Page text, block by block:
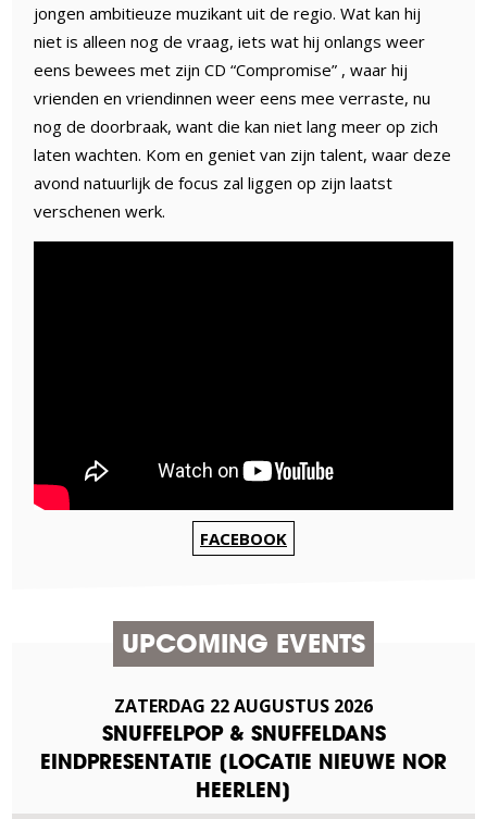
jongen ambitieuze muzikant uit de regio. Wat kan hij
niet is alleen nog de vraag, iets wat hij onlangs weer
eens bewees met zijn CD “Compromise” , waar hij
vrienden en vriendinnen weer eens mee verraste, nu
nog de doorbraak, want die kan niet lang meer op zich
laten wachten. Kom en geniet van zijn talent, waar deze
avond natuurlijk de focus zal liggen op zijn laatst
verschenen werk.
FACEBOOK
UPCOMING EVENTS
ZATERDAG 22AUGUSTUS 2026
SNUFFELPOP & SNUFFELDANS
EINDPRESENTATIE [LOCATIE NIEUWE NOR
HEERLEN]